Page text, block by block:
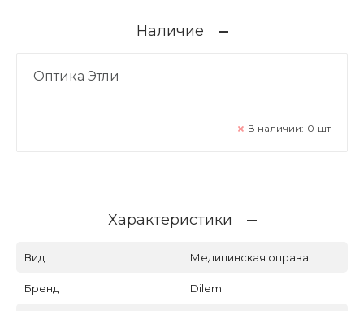
Наличие
Оптика Этли
В наличии: 0 шт
Характеристики
Вид Медицинская оправа
Бренд Dilem